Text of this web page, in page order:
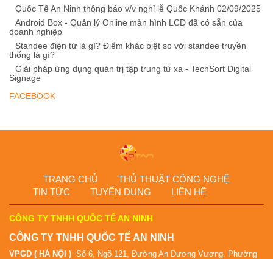
Quốc Tế An Ninh thông báo v/v nghỉ lễ Quốc Khánh 02/09/2025
Android Box - Quản lý Online màn hình LCD đã có sẵn của
doanh nghiệp
Standee điện tử là gì? Điểm khác biệt so với standee truyền
thống là gì?
Giải pháp ứng dụng quản trị tập trung từ xa - TechSort Digital
Signage
FACEBOOK
TRANG CHỦ
THỦ THUẬT CÔNG NGHỆ
TIN TỨC
TUYỂN DỤNG LIÊN HỆ
CÔNG TY TNHH QUỐC TẾ AN NINH
CÔNG TY TNHH QUỐC TẾ AN NINH
VPGD ( HÀ NỘI ) Số 6, Ngõ 121, Đường An Dương Vương, Phường